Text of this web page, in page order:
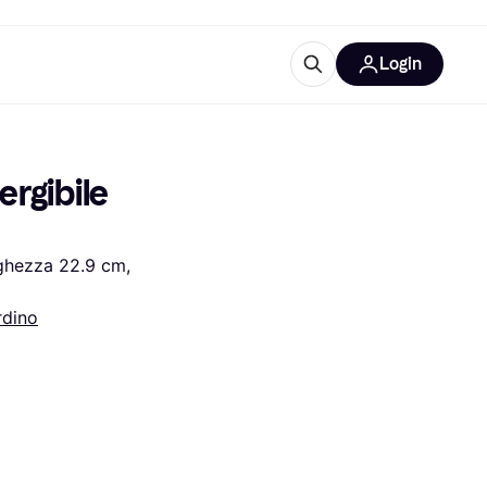
Login
22.9 cm,